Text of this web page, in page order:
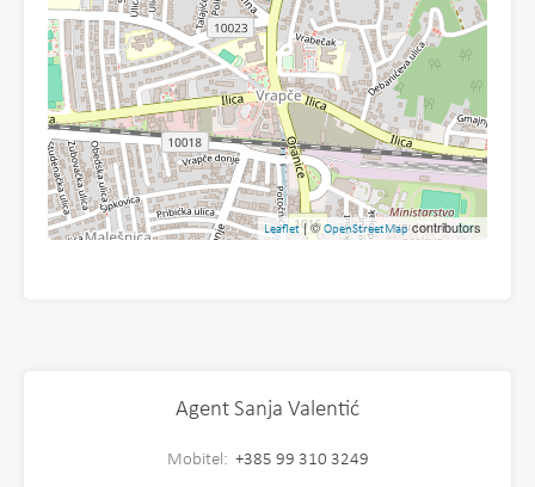
Leaflet| ©OpenStreetMapcontributors
Agent Sanja Valentić
Mobitel: +385 99 310 3249